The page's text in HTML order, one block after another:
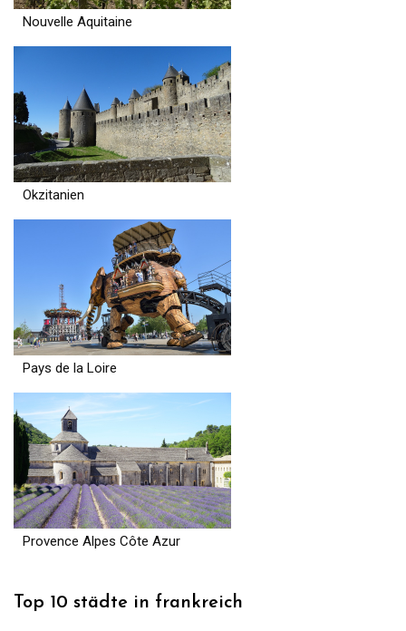
Nouvelle Aquitaine
Okzitanien
Pays de la Loire
Provence Alpes Côte Azur
Top 10 städte in frankreich